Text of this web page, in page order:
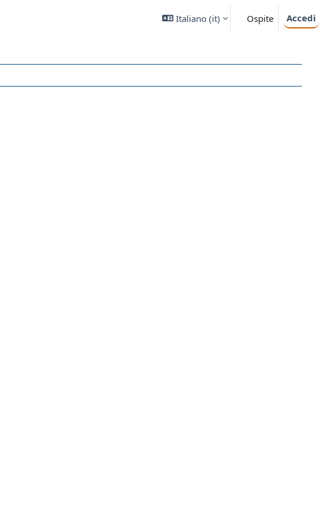
Italiano ‎(it)‎ Ospite Accedi